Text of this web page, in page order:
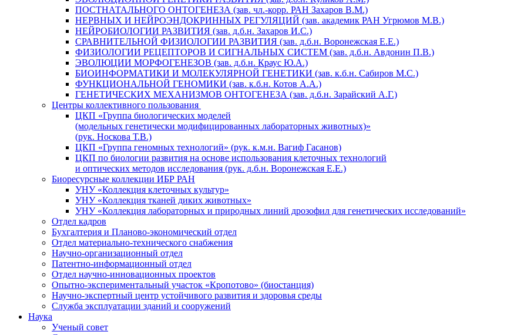
ПОСТНАТАЛЬНОГО ОНТОГЕНЕЗА (зав. чл.-корр. РАН Захаров В.М.)
НЕРВНЫХ И НЕЙРОЭНДОКРИННЫХ РЕГУЛЯЦИЙ (зав. академик РАН Угрюмов М.В.)
НЕЙРОБИОЛОГИИ РАЗВИТИЯ (зав. д.б.н. Захаров И.С.)
СРАВНИТЕЛЬНОЙ ФИЗИОЛОГИИ РАЗВИТИЯ (зав. д.б.н. Воронежская Е.Е.)
ФИЗИОЛОГИИ РЕЦЕПТОРОВ И СИГНАЛЬНЫХ СИСТЕМ (зав. д.б.н. Авдонин П.В.)
ЭВОЛЮЦИИ МОРФОГЕНЕЗОВ (зав. д.б.н. Краус Ю.А.)
БИОИНФОРМАТИКИ И МОЛЕКУЛЯРНОЙ ГЕНЕТИКИ (зав. к.б.н. Сабиров М.С.)
ФУНКЦИОНАЛЬНОЙ ГЕНОМИКИ (зав. к.б.н. Котов А.А.)
ГЕНЕТИЧЕСКИХ МЕХАНИЗМОВ ОНТОГЕНЕЗА (зав. д.б.н. Зарайский А.Г.)
Центры коллективного пользования
ЦКП «Группа биологических моделей
(модельных генетически модифицированных лабораторных животных)»
(рук. Носкова Т.В.)
ЦКП «Группа геномных технологий» (рук. к.м.н. Вагиф Гасанов)
ЦКП по биологии развития на основе использования клеточных технологий
и оптических методов исследования (рук. д.б.н. Воронежская Е.Е.)
Биоресурсные коллекции ИБР РАН
УНУ «Коллекция клеточных культур»
УНУ «Коллекция тканей диких животных»
УНУ «Коллекция лабораторных и природных линий дрозофил для генетических исследований»
Отдел кадров
Бухгалтерия и Планово-экономический отдел
Отдел материально-технического снабжения
Научно-организационный отдел
Патентно-информационный отдел
Отдел научно-инновационных проектов
Опытно-экспериментальный участок «Кропотово» (биостанция)
Научно-экспертный центр устойчивого развития и здоровья среды
Служба эксплуатации зданий и сооружений
Наука
Ученый совет